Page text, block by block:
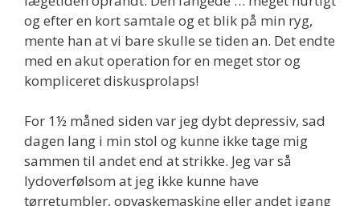
og efter en kort samtale og et blik på min ryg,
mente han at vi bare skulle se tiden an. Det endte
med en akut operation for en meget stor og
kompliceret diskusprolaps!
For 1½ måned siden var jeg dybt depressiv, sad
dagen lang i min stol og kunne ikke tage mig
sammen til andet end at strikke. Jeg var så
lydoverfølsom at jeg ikke kunne have
tørretumbler, opvaskemaskine eller andet igang